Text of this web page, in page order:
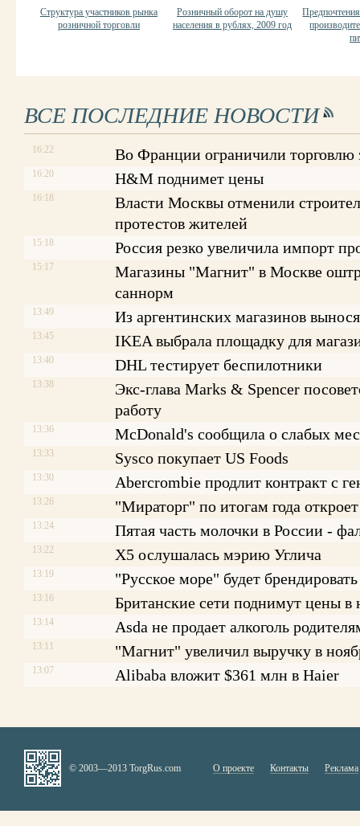
Структура участников рынка
розничной торговли
Розничный оборот на душу
населения в рублях, 2009 год
ВСЕ ПОСЛЕДНИЕ НОВОСТИ
16:22 Во Франции ограничили торговлю
16:20 H&M поднимет цены
16:18
Власти Москвы отменили
протестов жителей
15:18 Россия резко увеличила импорт
15:17
Магазины "Магнит" в Москве
саннорм
13:49 Из аргентинских магазинов
13:45 IKEA выбрала площадку для
13:40 DHL тестирует беспилотники
13:38
Экс-глава Marks & Spencer
работу
13:36 McDonald's сообщила о слабых
13:33 Sysco покупает US Foods
13:30 Abercrombie продлит контракт с
13:26 "Мираторг" по итогам года
13:24 Пятая часть молочки в России -
13:22 X5 ослушалась мэрию Углича
13:19 "Русское море" будет
13:16 Британские сети поднимут цены
13:14 Asda не продает алкоголь
13:11 "Магнит" увеличил выручку в
13:07 Alibaba вложит $361 млн в Haier
© 2003—2013 TorgRus.com О проекте Контакты Реклама